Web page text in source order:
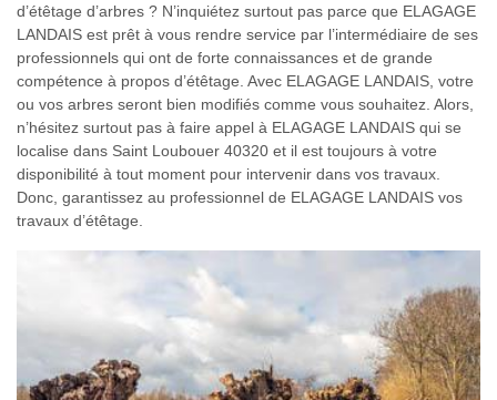
d’étêtage d’arbres ? N’inquiétez surtout pas parce que ELAGAGE
LANDAIS est prêt à vous rendre service par l’intermédiaire de ses
professionnels qui ont de forte connaissances et de grande
compétence à propos d’étêtage. Avec ELAGAGE LANDAIS, votre
ou vos arbres seront bien modifiés comme vous souhaitez. Alors,
n’hésitez surtout pas à faire appel à ELAGAGE LANDAIS qui se
localise dans Saint Loubouer 40320 et il est toujours à votre
disponibilité à tout moment pour intervenir dans vos travaux.
Donc, garantissez au professionnel de ELAGAGE LANDAIS vos
travaux d’étêtage.